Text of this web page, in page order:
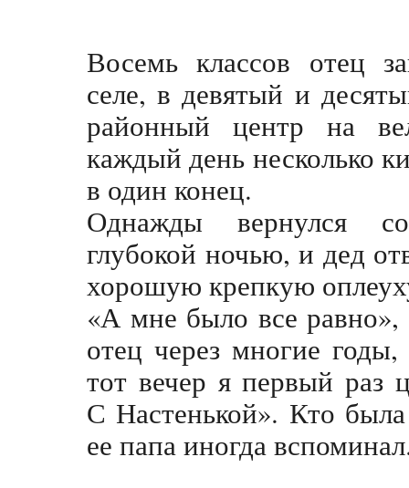
Восемь классов отец
селе, в девятый и
районный центр на
каждый день несколько
в один конец.
Однажды вернулся
глубокой ночью, и дед
хорошую крепкую
«А мне было все равно»,
отец через многие
тот вечер я первый раз
С Настенькой». Кто
ее папа иногда